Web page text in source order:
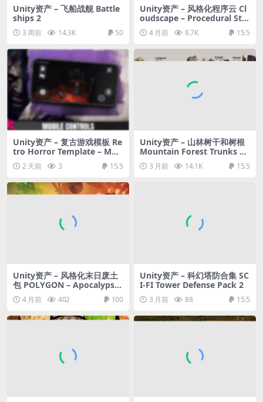
Unity资产 – 飞船战舰 Battle
ships 2
3 周前 14.3K 50
Unity资产 – 风格化程序云 Cl
oudscape – Procedural Styl
ized Clouds
4 月前 8.7K 15.5
Unity资产 – 复古游戏模板 Re
tro Horror Template – Mob
ile Controls
2 天前 3 15.5
Unity资产 – 山林树干和树根
Mountain Forest Trunks an
d Roots
3 月前 14.1K 15.5
Unity资产 – 风格化末日废土
包 POLYGON – Apocalypse
Wasteland Pack
4 月前 402 100
Unity资产 – 科幻塔防合集 SC
I-FI Tower Defense Pack 2
3 月前 88 15.5